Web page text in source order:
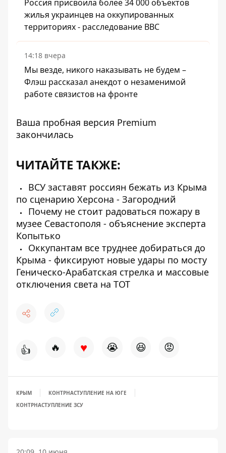
Россия присвоила более 34 000 объектов
жилья украинцев на оккупированных
территориях - расследование BBC
14:18 вчера
Мы везде, никого наказывать не будем –
Флэш рассказал анекдот о незаменимой
работе связистов на фронте
Ваша пробная версия Premium
закончилась
ЧИТАЙТЕ ТАКЖЕ:
ВСУ заставят россиян бежать из Крыма
по сценарию Херсона - Загородний
Почему не стоит радоваться пожару в
музее Севастополя - объяснение эксперта
Копытько
Оккупантам все труднее добираться до
Крыма - фиксируют новые удары по мосту
Геническо-Арабатская стрелка и массовые
отключения света на ТОТ
👍 🔥 ♥ 😭 😆 😡
КРЫМ
КОНТРНАСТУПЛЕНИЕ НА ЮГЕ
КОНТРНАСТУПЛЕНИЕ ЗСУ